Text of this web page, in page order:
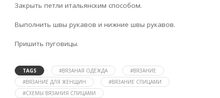
Закрыть петли итальянским способом.
Выполнить швы рукавов и нижние швы рукавов.
Пришить пуговицы.
TAGS #ВЯЗАНАЯ ОДЕЖДА
#ВЯЗАНИЕ
#ВЯЗАНИЕ ДЛЯ ЖЕНЩИН
#ВЯЗАНИЕ СПИЦАМИ
#СХЕМЫ ВЯЗАНИЯ СПИЦАМИ